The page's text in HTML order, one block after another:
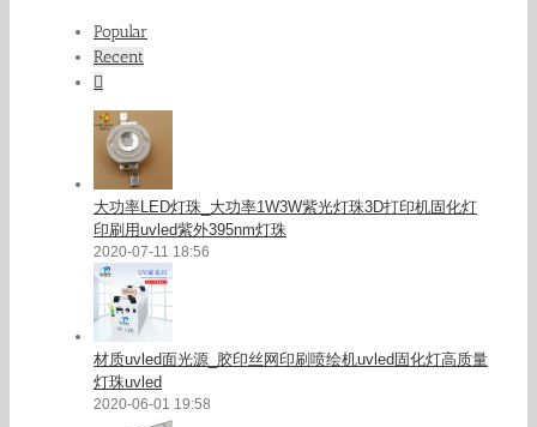
Popular
Recent
大功率LED灯珠_大功率1W3W紫光灯珠3D打印机固化灯
印刷用uvled紫外395nm灯珠
2020-07-11 18:56
材质uvled面光源_胶印丝网印刷喷绘机uvled固化灯高质量
灯珠uvled
2020-06-01 19:58